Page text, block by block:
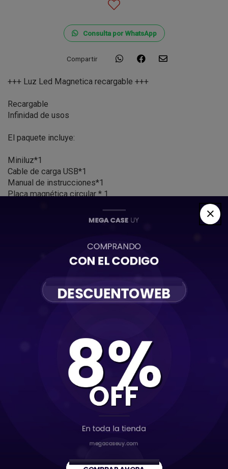
Consulta por WhatsApp
Compartir
+++ Luz Led Magnetica recargable +++
Recargable
Infinidad de usos
El paquete incluye:
Miniluz*1
Cable de carga USB*1
Manual de instrucciones*1
Placa magnética circular * 1
- Presione por segunda vez: luz blanca
- Presione por tercera vez: blanco + luz cálida
- Pulsación larga: ajusta infinitamente el brillo
Potencia máxima:
Luz indicadora roja apagada
Potente imán N52 con 2 placas metálicas: se conecta
instantáneamente a teléfonos, trípodes o superficies
Fácil instalación: péguelo directamente en el teléfono o